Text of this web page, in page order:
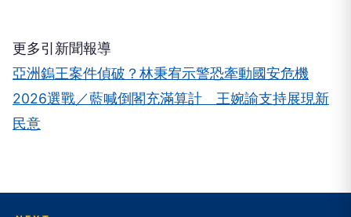
更多引新聞報導
亞洲鎢王案件偵破？林秉宥示警恐牽動國安危機
2026選戰／藍喊倒閣充滿算計 王婉諭支持展現新
民意